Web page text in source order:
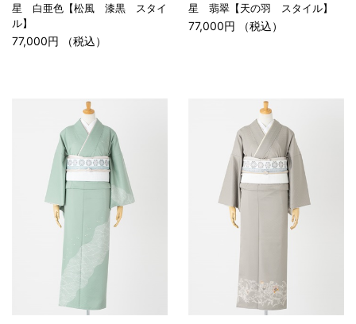
星 白亜色【松風 漆黒 スタイ
ル】
77,000円 （税込）
星 翡翠【天の羽 スタイル】
77,000円 （税込）